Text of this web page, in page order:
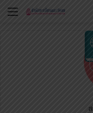
Menu